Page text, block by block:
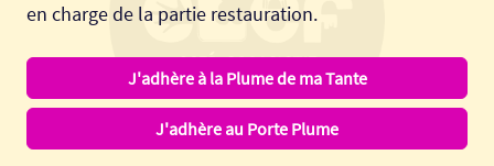
en charge de la partie restauration.
J'adhère à la Plume de ma Tante
J'adhère au Porte Plume